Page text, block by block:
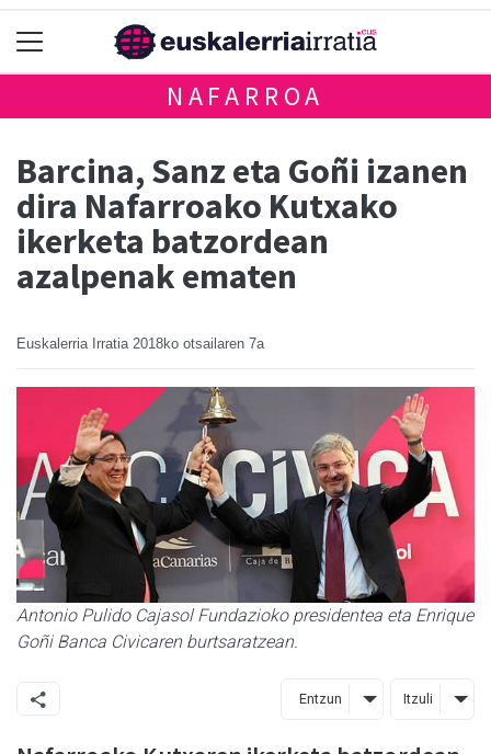
NAFARROA
Barcina, Sanz eta Goñi izanen
dira Nafarroako Kutxako
ikerketa batzordean
azalpenak ematen
Euskalerria Irratia 2018ko otsailaren 7a
Antonio Pulido Cajasol Fundazioko presidentea eta Enrique
Goñi Banca Civicaren burtsaratzean.
Entzun Itzuli